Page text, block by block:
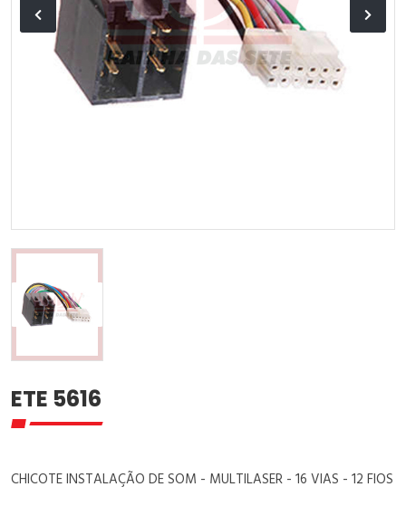
ETE 5616
CHICOTE INSTALAÇÃO DE SOM - MULTILASER - 16 VIAS - 12 FIOS